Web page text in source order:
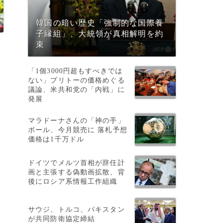
韓国の暗い歴史「強制的な国際養
子縁組」、大統領が真相解明を約
束
「1個3000円超もすべきでは
ない」ブリトーの価格めぐる
議論、米共和党の「内戦」に
発展
マラドーナさんの「神の手」
ボール、今月競売に 落札予想
価格は1千万ドル
ドイツでメルツ首相が辞任計
画と主張する偽動画拡散、背
後にロシア系情報工作組織
サウジ、トルコ、パキスタン
が共同防衛協定締結